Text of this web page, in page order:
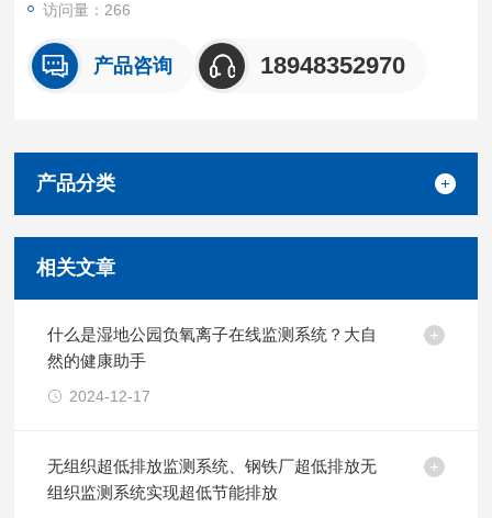
访问量：266
产品咨询 18948352970
产品分类
相关文章
什么是湿地公园负氧离子在线监测系统？大自
然的健康助手
2024-12-17
无组织超低排放监测系统、钢铁厂超低排放无
组织监测系统实现超低节能排放